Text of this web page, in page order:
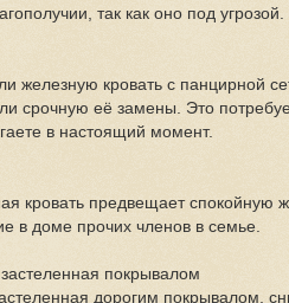
так как оно под угрозой.
железную кровать с панцирной
срочную её замены. Это
в настоящий момент.
кровать предвещает спокойную
в доме прочих членов в семье.
покрывалом
дорогим покрывалом,